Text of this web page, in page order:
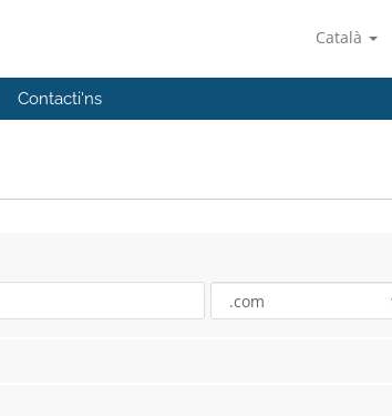
Català
Contacti'ns